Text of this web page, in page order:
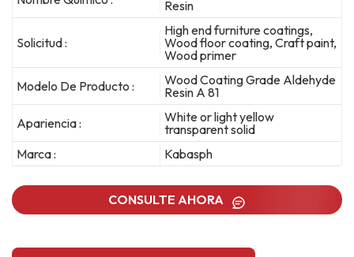
Resin
Solicitud :
High end furniture coatings,
Wood floor coating, Craft paint,
Wood primer
Modelo De Producto :
Wood Coating Grade Aldehyde
Resin A 81
Apariencia :
White or light yellow
transparent solid
Marca :
Kabasph
CONSULTE AHORA